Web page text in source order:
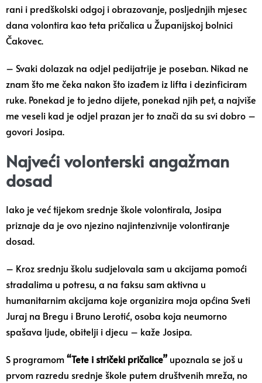
rani i predškolski odgoj i obrazovanje, posljednjih mjesec
dana volontira kao teta pričalica u Županijskoj bolnici
Čakovec.
– Svaki dolazak na odjel pedijatrije je poseban. Nikad ne
znam što me čeka nakon što izađem iz lifta i dezinficiram
ruke. Ponekad je to jedno dijete, ponekad njih pet, a najviše
me veseli kad je odjel prazan jer to znači da su svi dobro –
govori Josipa.
Najveći volonterski angažman
dosad
Iako je već tijekom srednje škole volontirala, Josipa
priznaje da je ovo njezino najintenzivnije volontiranje
dosad.
– Kroz srednju školu sudjelovala sam u akcijama pomoći
stradalima u potresu, a na faksu sam aktivna u
humanitarnim akcijama koje organizira moja općina Sveti
Juraj na Bregu i Bruno Lerotić, osoba koja neumorno
spašava ljude, obitelji i djecu – kaže Josipa.
S programom“Tete i stričeki pričalice” upoznala se još u
prvom razredu srednje škole putem društvenih mreža, no